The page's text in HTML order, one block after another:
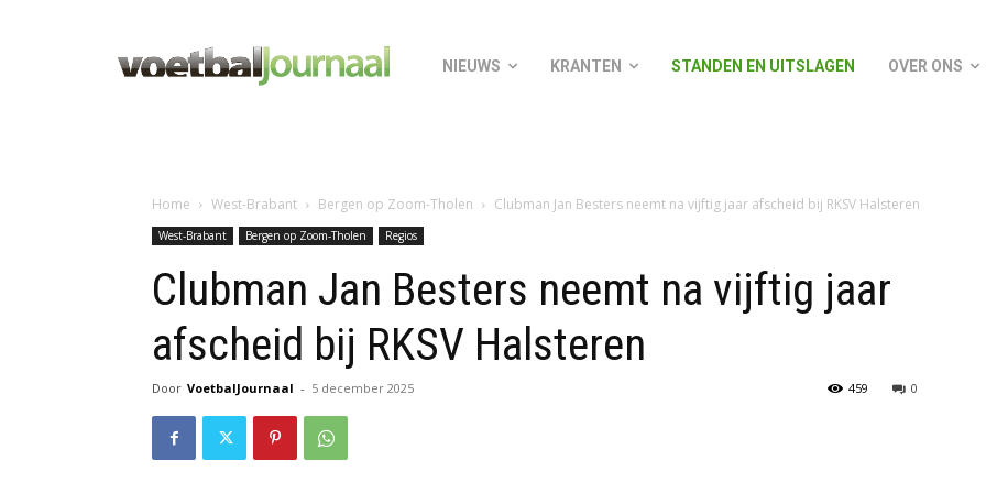
NIEUWS KRANTEN STANDEN EN UITSLAGEN OVER ONS
Home West-Brabant Bergen op Zoom-Tholen Clubman Jan Besters neemt na vijftig jaar afscheid bij RKSV Halsteren
West-Brabant Bergen op Zoom-Tholen Regios
Clubman Jan Besters neemt na vijftig jaar
afscheid bij RKSV Halsteren
Door VoetbalJournaal - 5 december 2025 0
459